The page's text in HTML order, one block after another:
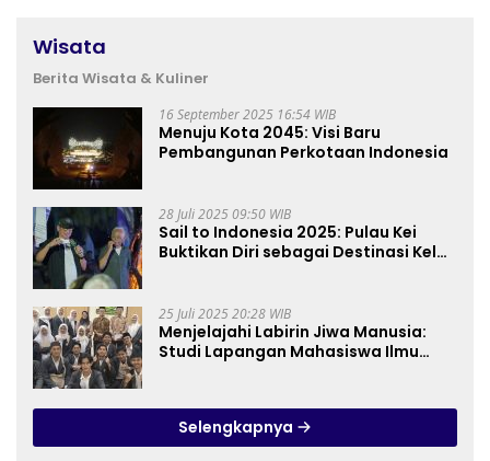
Wisata
Berita Wisata & Kuliner
16 September 2025 16:54 WIB
Menuju Kota 2045: Visi Baru
Pembangunan Perkotaan Indonesia
28 Juli 2025 09:50 WIB
Sail to Indonesia 2025: Pulau Kei
Buktikan Diri sebagai Destinasi Kelas
25 Juli 2025 20:28 WIB
Menjelajahi Labirin Jiwa Manusia:
Studi Lapangan Mahasiswa Ilmu
Selengkapnya